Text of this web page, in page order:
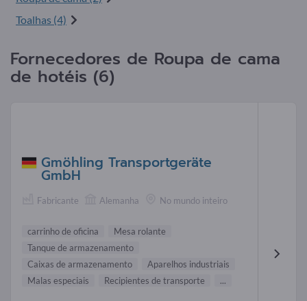
Toalhas (4)
Fornecedores de Roupa de cama
de hotéis (6)
Gmöhling Transportgeräte
GmbH
Fabricante Alemanha No mundo inteiro
carrinho de oficina
Mesa rolante
Tanque de armazenamento
Caixas de armazenamento
Aparelhos industriais
Malas especiais
Recipientes de transporte ...